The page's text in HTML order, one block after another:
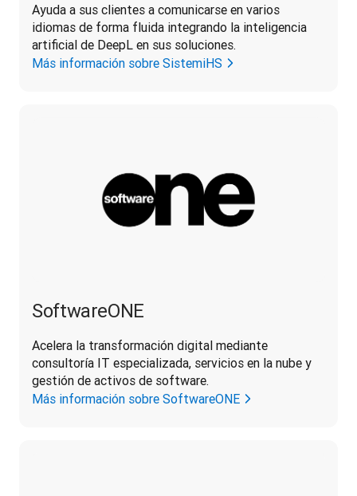
Ayuda a sus clientes a comunicarse en varios
idiomas de forma fluida integrando la inteligencia
artificial de DeepL en sus soluciones.
Más información sobre SistemiHS
SoftwareONE
Acelera la transformación digital mediante
consultoría IT especializada, servicios en la nube y
gestión de activos de software.
Más información sobre SoftwareONE